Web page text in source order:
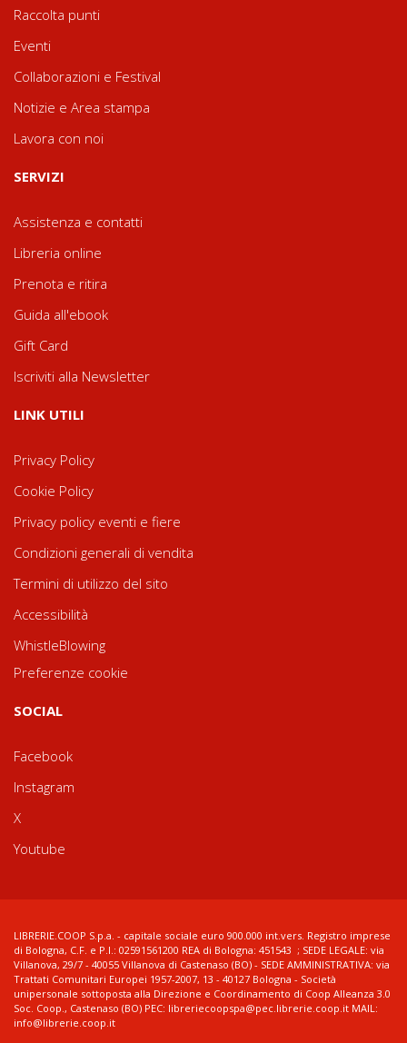
Raccolta punti
Eventi
Collaborazioni e Festival
Notizie e Area stampa
Lavora con noi
SERVIZI
Assistenza e contatti
Libreria online
Prenota e ritira
Guida all'ebook
Gift Card
Iscriviti alla Newsletter
LINK UTILI
Privacy Policy
Cookie Policy
Privacy policy eventi e fiere
Condizioni generali di vendita
Termini di utilizzo del sito
Accessibilità
WhistleBlowing
Preferenze cookie
SOCIAL
Facebook
Instagram
X
Youtube
LIBRERIE.COOP S.p.a. - capitale sociale euro 900.000 int.vers. Registro imprese
di Bologna, C.F. e P.I.: 02591561200 REA di Bologna: 451543 ; SEDE LEGALE: via
Villanova, 29/7 - 40055 Villanova di Castenaso (BO) - SEDE AMMINISTRATIVA: via
Trattati Comunitari Europei 1957-2007, 13 - 40127 Bologna - Società
unipersonale sottoposta alla Direzione e Coordinamento di Coop Alleanza 3.0
Soc. Coop., Castenaso (BO) PEC: libreriecoopspa@pec.librerie.coop.it MAIL:
info@librerie.coop.it